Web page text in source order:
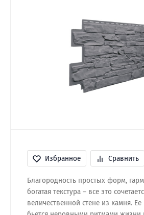
Избранное Сравнить
Благородность простых форм,
богатая текстура – все это
величественной стене из камня.